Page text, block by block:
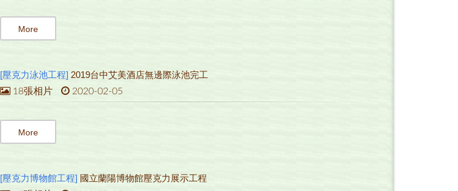
More
[壓克力泳池工程] 2019台中艾美酒店無邊際泳池完工
18張相片 2020-02-05
More
[壓克力博物館工程] 國立蘭陽博物館壓克力展示工程